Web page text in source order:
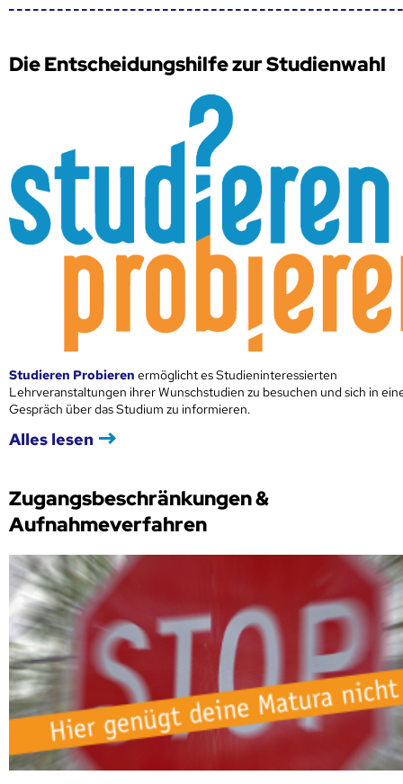
Die Entscheidungshilfe zur Studienwahl
Studieren Probieren ermöglicht es Studieninteressierten
Lehrveranstaltungen ihrer Wunschstudien zu besuchen und sich in
Gespräch über das Studium zu informieren.
Alles lesen
Zugangsbeschränkungen &
Aufnahmeverfahren